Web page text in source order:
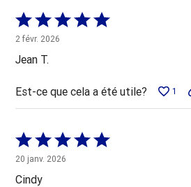
Coté
5 sur
5
2 févr. 2026
Jean T.
Est-ce que cela a été utile? 1
Coté
5 sur
5
20 janv. 2026
Cindy